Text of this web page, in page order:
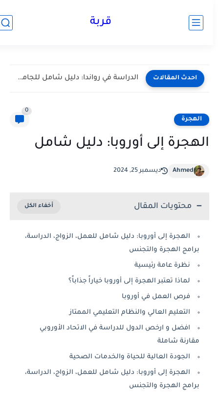
قربة
احدث المقالات العمل في الخليج: أفضل المواقع ونصائح لكتابة سيرة ذاتية
الهجرة
0
الهجرة إلى أوروبا: دليل شامل
Ahmed ديسمبر 25, 2024
محتويات المقال
الهجرة إلى أوروبا: دليل شامل للعمل، الزواج، الدراسة،
برامج الهجرة والتجنس
نظرة عامة رئيسية
لماذا تعتبر الهجرة إلى أوروبا خياراً جذاباً؟
فرص العمل في أوروبا
التعليم العالي والنظام التعليمي الممتاز
افضل و ارخص الدول للدراسة في الاتحاد الأوروبي
مقارنة شاملة
الجودة العالية للحياة والخدمات الصحية
الهجرة إلى أوروبا: دليل شامل للعمل، الزواج، الدراسة،
برامج الهجرة والتجنس